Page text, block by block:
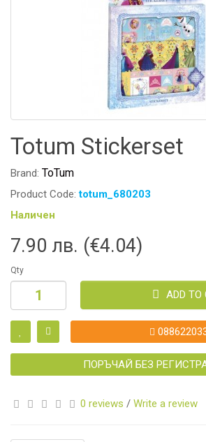
Totum Stickerset
Brand: ToTum
Product Code:totum_680203
Наличен
7.90 лв. (€4.04)
Qty
ADD TO
ПОРЪЧАЙ БЕЗ
0 reviews / Write a review